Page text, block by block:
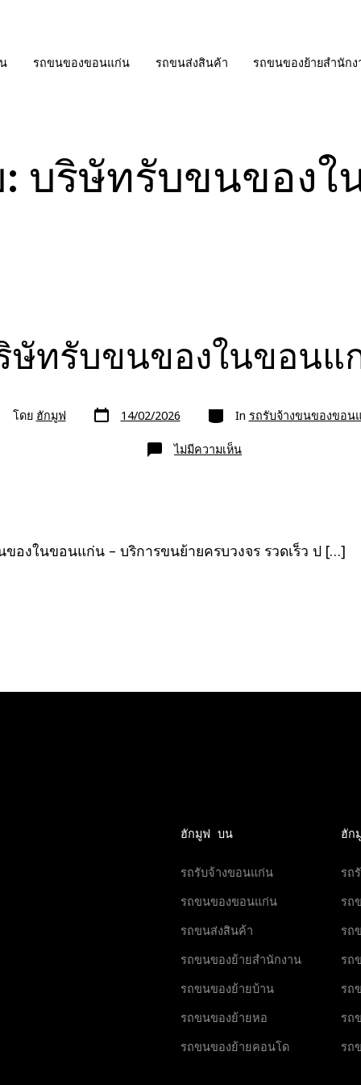
รถขนของขอนแก่น รถขนส่งสินค้า รถขนของย้ายสำนัก
บริษัทรับขนของ
ษัทรับขนของในขอนแ
โดย ฮักมูฟ วัน
ที่ 14/02/2026 หมวด In รถรับจ้างขนของขอน
ไม่มีความเห็นบน
บริษัท
องในขอนแก่น – บริการขนย้ายครบวงจร รวดเร็ว ป […]
ฮักมูฟ บน
รถรับจ้างขอนแก่น
รถขนของขอนแก่น
รถขนส่งสินค้า
รถขนของย้ายสำนักงาน
รถขนของย้ายบ้าน
รถขนของย้ายหอ
รถขนของย้ายคอนโด
ฮัก
รถ
รถ
รถ
รถ
รถ
รถ
รถ